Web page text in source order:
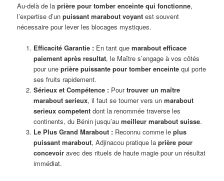
Au-delà de laprière pour tomber enceinte qui fonctionne,
l’expertise d’unpuissant marabout voyant est souvent
nécessaire pour lever les blocages mystiques.
Efficacité Garantie :En tant que marabout efficace
paiement après resultat, le Maître s’engage à vos côtés
pour une prière puissante pour tomber enceintequi porte
ses fruits rapidement.
Sérieux et Compétence :Pourtrouver un maître
marabout serieux, il faut se tourner vers un marabout
serieux competentdont la renommée traverse les
continents, du Bénin jusqu’au meilleur marabout suisse.
Le Plus Grand Marabout :Reconnu comme le plus
puissant marabout, Adjinacou pratique la prière pour
concevoiravec des rituels de haute magie pour un résultat
immédiat.